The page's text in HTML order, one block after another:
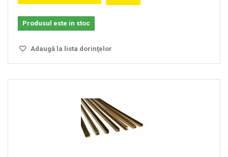
Produsul este in stoc
Adaugă la lista dorinţelor